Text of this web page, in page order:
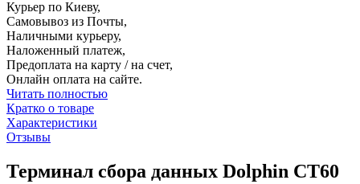
Курьер по Киеву,
Самовывоз из Почты,
Наличными курьеру,
Наложенный платеж,
Предоплата на карту / на счет,
Онлайн оплата на сайте.
Читать полностью
Кратко о товаре
Характеристики
Отзывы
Терминал сбора данных Dolphin CT60